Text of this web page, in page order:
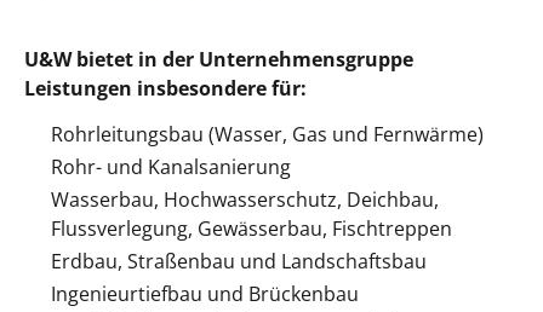
U&W bietet in der Unternehmensgruppe
Leistungen insbesondere für:
Rohrleitungsbau (Wasser, Gas und Fernwärme)
Rohr- und Kanalsanierung
Wasserbau, Hochwasserschutz, Deichbau,
Flussverlegung, Gewässerbau, Fischtreppen
Erdbau, Straßenbau und Landschaftsbau
Ingenieurtiefbau und Brückenbau